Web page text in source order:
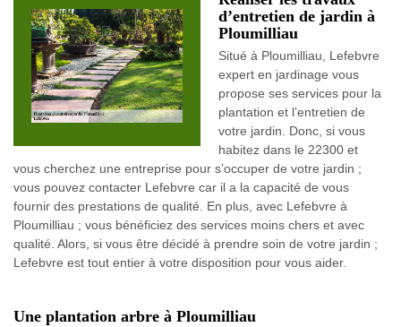
d’entretien de jardin à
Ploumilliau
Situé à Ploumilliau, Lefebvre
expert en jardinage vous
propose ses services pour la
plantation et l’entretien de
votre jardin. Donc, si vous
habitez dans le 22300 et
vous cherchez une entreprise pour s’occuper de votre jardin ;
vous pouvez contacter Lefebvre car il a la capacité de vous
fournir des prestations de qualité. En plus, avec Lefebvre à
Ploumilliau ; vous bénéficiez des services moins chers et avec
qualité. Alors, si vous être décidé à prendre soin de votre jardin ;
Lefebvre est tout entier à votre disposition pour vous aider.
Une plantation arbre à Ploumilliau